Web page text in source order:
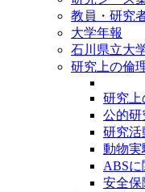
教員・研究
大学年報
石川県立大
研究上の倫
研究上
公的研
研究活
動物実
ABSに
安全保